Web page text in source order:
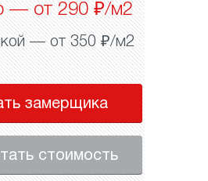
— от 290 ₽/м2
— от 350 ₽/м2
замерщика
стоимость